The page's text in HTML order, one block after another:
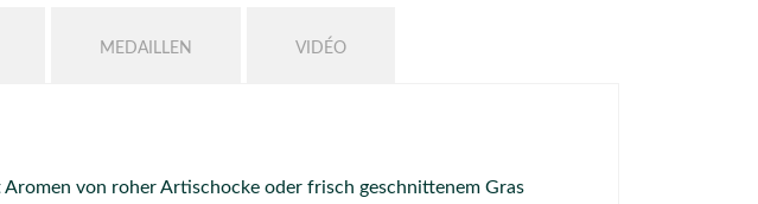
MEDAILLEN VIDÉO
von roher Artischocke oder frisch geschnittenem Gras